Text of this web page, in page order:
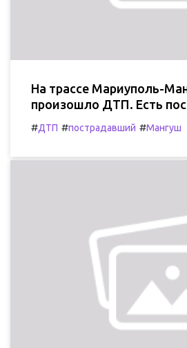
На трассе Мариуполь-
произошло ДТП. Есть
#ДТП #пострадавший #Мангуш